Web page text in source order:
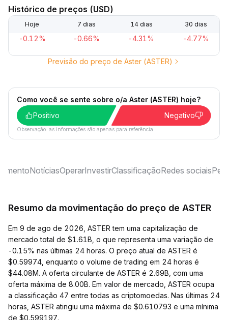
Histórico de preços (USD)
Hoje 7 dias 14 dias 30 dias
-0.12% -0.66% -4.31% -4.77%
Previsão do preço de Aster (ASTER)
Como você se sente sobre o/a Aster (ASTER) hoje?
Positivo
Negativo
Observação: as informações são apenas para referência.
NotíciasOperarInvestirClassificaçãoRedes sociais
Resumo da movimentação do preço de ASTER
Em 9 de ago de 2026, ASTER tem uma capitalização de
mercado total de $1.61B, o que representa uma variação de
-0.15% nas últimas 24 horas. O preço atual de ASTER é
$0.59974, enquanto o volume de trading em 24 horas é
$44.08M. A oferta circulante de ASTER é 2.69B, com uma
oferta máxima de 8.00B. Em valor de mercado, ASTER ocupa
a classificação 47 entre todas as criptomoedas. Nas últimas 24
horas, ASTER atingiu uma máxima de $0.610793 e uma mínima
de $0.599197.